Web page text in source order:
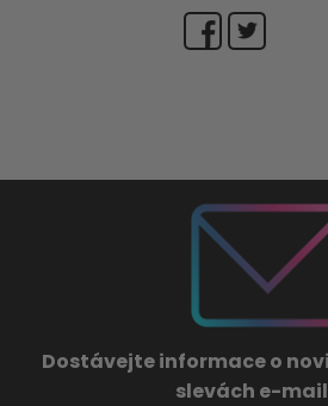
Dostávejte informace o
slevách e-